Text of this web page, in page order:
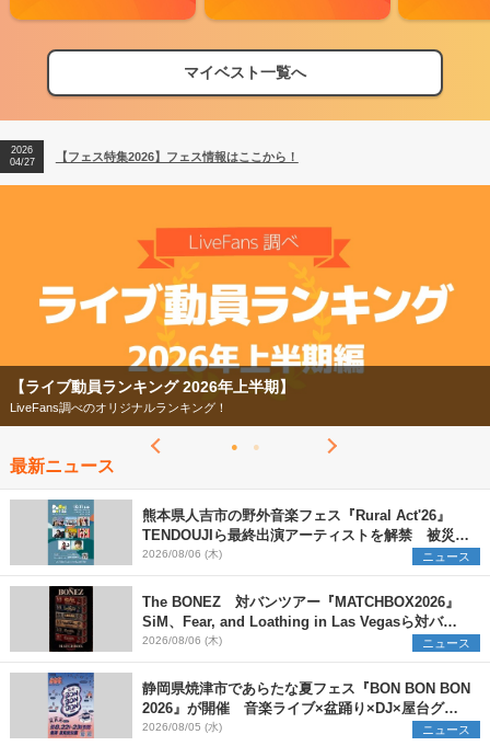
マイベスト一覧へ
【フェス特集2026】フェス情報はここから！
【ライブ動員ランキング】2026年上半期編発表！
2026
04/27
【フェス特集2026】フェス情報はここから！
2026
【ライブ動員ランキング 2026年上半期】
LiveFans調べのオリジナルランキング！
最新ニュース
熊本県人吉市の野外音楽フェス『Rural Act'26』
TENDOUJIら最終出演アーティストを解禁 被災地
支援プロジェクトの始動も発表
2026/08/06 (木) ニュース
The BONEZ 対バンツアー『MATCHBOX2026』
SiM、Fear, and Loathing in Las Vegasら対バン
アーティストを一斉解禁
2026/08/06 (木) ニュース
静岡県焼津市であらたな夏フェス『BON BON BON
2026』が開催 音楽ライブ×盆踊り×DJ×屋台グル
メ×ランタンナイトで彩る2日間
2026/08/05 (水) ニュース